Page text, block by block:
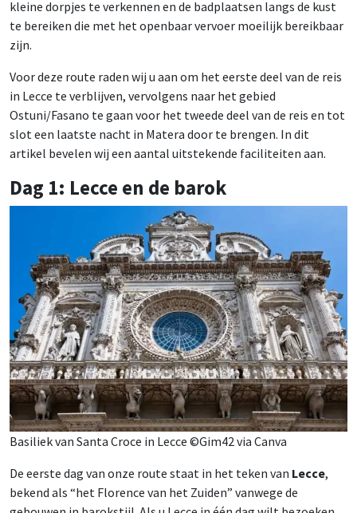
kleine dorpjes te verkennen en de badplaatsen langs de kust
te bereiken die met het openbaar vervoer moeilijk bereikbaar
zijn.
Voor deze route raden wij u aan om het eerste deel van de reis
in Lecce te verblijven, vervolgens naar het gebied
Ostuni/Fasano te gaan voor het tweede deel van de reis en tot
slot een laatste nacht in Matera door te brengen. In dit
artikel bevelen wij een aantal uitstekende faciliteiten aan.
Dag 1: Lecce en de barok
Basiliek van Santa Croce in Lecce ©Gim42 via Canva
De eerste dag van onze route staat in het teken van Lecce,
bekend als “het Florence van het Zuiden” vanwege de